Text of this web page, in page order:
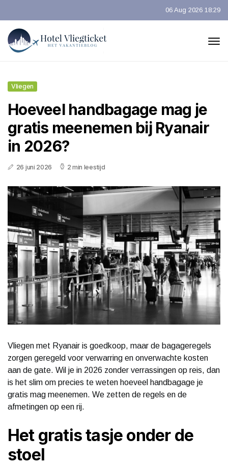
06 Aug 2026 18:29
Vliegen
Hoeveel handbagage mag je
gratis meenemen bij Ryanair
in 2026?
26 juni 2026 2 min leestijd
Vliegen met Ryanair is goedkoop, maar de bagageregels
zorgen geregeld voor verwarring en onverwachte kosten
aan de gate. Wil je in 2026 zonder verrassingen op reis, dan
is het slim om precies te weten hoeveel handbagage je
gratis mag meenemen. We zetten de regels en de
afmetingen op een rij.
Het gratis tasje onder de
stoel